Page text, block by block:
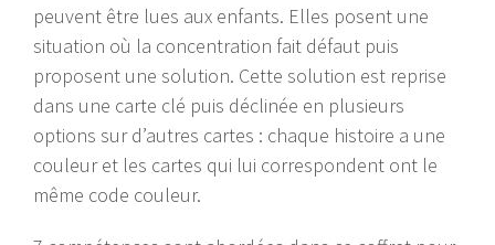
peuvent être lues aux enfants. Elles posent une
situation où la concentration fait défaut puis
proposent une solution. Cette solution est reprise
dans une carte clé puis déclinée en plusieurs
options sur d’autres cartes : chaque histoire a une
couleur et les cartes qui lui correspondent ont le
même code couleur.